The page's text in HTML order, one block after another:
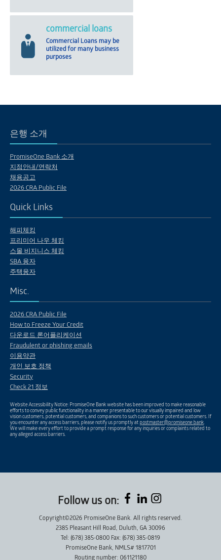
commercial loans
Commercial Loans may be
utilized for many business
purposes
은행 소개
PromiseOne Bank 소개
지점안내/연락처
채용공고
2026 CRA Public File
Quick Links
해피체킹
프리미어 나우 체킹
스몰 비지니스 체킹
SBA 융자
주택융자
Misc.
2026 CRA Public File
How to Freeze Your Credit
다운로드 론어플리케이션
Fraudulent or phishing emails
이용약관
개인 보호 정책
Security
Check 21 정보
Website Accessibility Notice: PromiseOne Bank website has been improved to make reasonable
efforts to convey public functionality in a manner presentable to our visually impaired and low
vision customers, potential customers, and companions to such customers or potential customers. If
you encounter any access barriers, please notify us promptly atpostmaster@promiseone.bank.
We will make every effort to provide a prompt response for any inquiries or complaints related to
any alleged access barriers.
Follow us on:
Copyright©2026 PromiseOne Bank. All rights reserved.
2385 Pleasant Hill Road, Duluth, GA 30096
Tel: (678) 385-0800 Fax: (678) 385-0819
PromiseOne Bank, NMLS# 1817701
Routing number: 061121180